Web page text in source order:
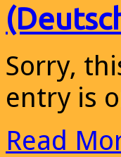
Sorry,
entry is
Read